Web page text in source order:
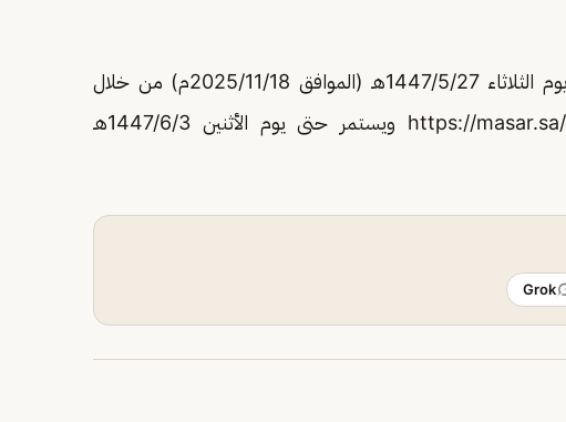
يبدأ التقديم لوظائف جامعة الملك عبدالعزيز يوم الثلاثاء 1447/5/27هـ (الموافق 2025/11/18م) من خلال
منصة مسار عن طريق الرابط: https://masar.sa/dashboard ويستمر حتى يوم الأثنين 1447/6/3هـ
Grok